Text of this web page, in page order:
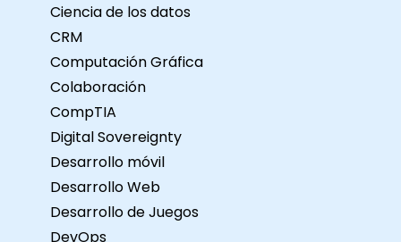
Ciencia de los datos
CRM
Computación Gráfica
Colaboración
CompTIA
Digital Sovereignty
Desarrollo móvil
Desarrollo Web
Desarrollo de Juegos
DevOps